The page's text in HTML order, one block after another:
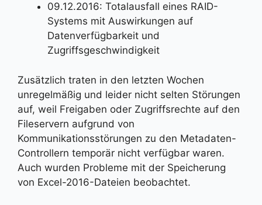
09.12.2016: Totalausfall eines RAID-
Systems mit Auswirkungen auf
Datenverfügbarkeit und
Zugriffsgeschwindigkeit
Zusätzlich traten in den letzten Wochen
unregelmäßig und leider nicht selten Störungen
auf, weil Freigaben oder Zugriffsrechte auf den
Fileservern aufgrund von
Kommunikationsstörungen zu den Metadaten-
Controllern temporär nicht verfügbar waren.
Auch wurden Probleme mit der Speicherung
von Excel-2016-Dateien beobachtet.